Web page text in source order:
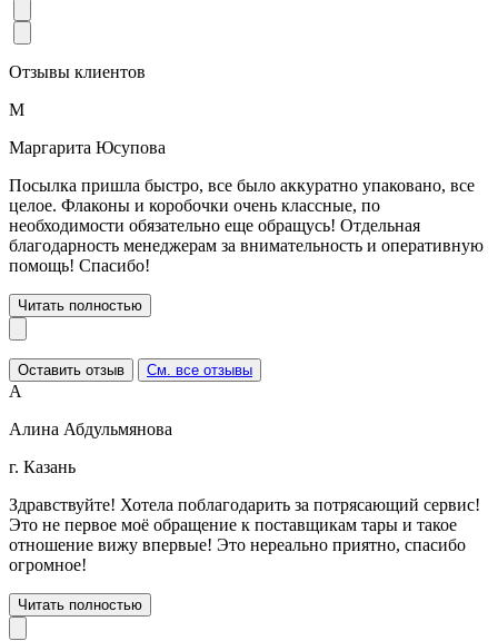
Отзывы клиентов
М
Маргарита Юсупова
Посылка пришла быстро, все было аккуратно упаковано, все
целое. Флаконы и коробочки очень классные, по
необходимости обязательно еще обращусь! Отдельная
благодарность менеджерам за внимательность и оперативную
помощь! Спасибо!
Читать полностью
Оставить отзыв См. все отзывы
А
Алина Абдульмянова
г. Казань
Здравствуйте! Хотела поблагодарить за потрясающий сервис!
Это не первое моё обращение к поставщикам тары и такое
отношение вижу впервые! Это нереально приятно, спасибо
огромное!
Читать полностью